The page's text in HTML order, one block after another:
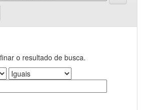
o resultado de busca.